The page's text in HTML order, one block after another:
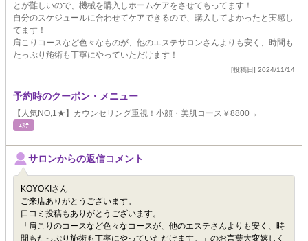
とが難しいので、機械を購入しホームケアをさせてもってます！
自分のスケジュールに合わせてケアできるので、購入してよかったと実感し
てます！
肩こりコースなど色々なものが、他のエステサロンさんよりも安く、時間も
たっぷり施術も丁寧にやっていただけます！
[投稿日] 2024/11/14
予約時のクーポン・メニュー
【人気NO,1★】カウンセリング重視！小顔・美肌コース￥8800→
ｴｽﾃ
サロンからの返信コメント
KOYOKIさん
ご来店ありがとうございます。
口コミ投稿もありがとうございます。
「肩こりのコースなど色々なコースが、他のエステさんよりも安く、時
間もたっぷり施術も丁寧にやっていただけます。」のお言葉大変嬉しく